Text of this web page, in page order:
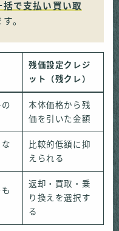
で支払い買い取
。
残価設定クレジ
ット（残クレ）
本体価格から残
価を引いた金額
比較的低額に抑
えられる
返却・買取・乗
り換えを選択す
る